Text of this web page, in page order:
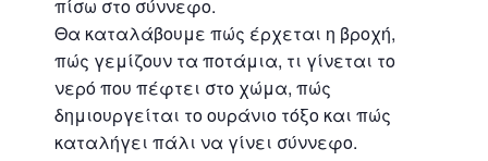
πίσω στο σύννεφο.
Θα καταλάβουμε πώς έρχεται η βροχή,
πώς γεμίζουν τα ποτάμια, τι γίνεται το
νερό που πέφτει στο χώμα, πώς
δημιουργείται το ουράνιο τόξο και πώς
καταλήγει πάλι να γίνει σύννεφο.